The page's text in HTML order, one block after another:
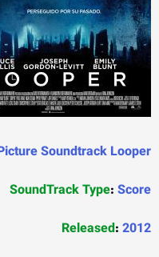
Soundtrack Looper
SoundTrack Type: Score
Released: 2012